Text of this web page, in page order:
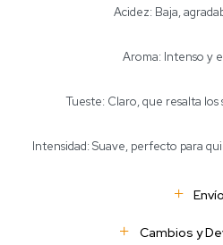
Acidez: Baja,
Aroma: Intenso y
Tueste: Claro, que resalta los
Intensidad: Suave, perfecto para
Cambios y